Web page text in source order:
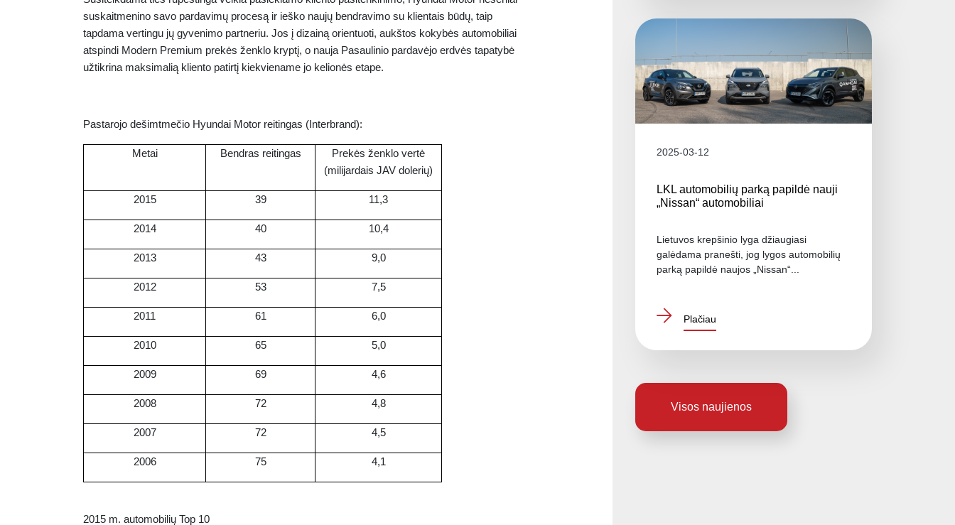
suskaitmenino savo pardavimų procesą ir ieško naujų bendravimo su klientais būdų, taip
tapdama vertingu jų gyvenimo partneriu. Jos į dizainą orientuoti, aukštos kokybės automobiliai
atspindi Modern Premium prekės ženklo kryptį, o nauja Pasaulinio pardavėjo erdvės tapatybė
užtikrina maksimalią kliento patirtį kiekviename jo kelionės etape.
Pastarojo dešimtmečio Hyundai Motor reitingas (Interbrand):
Metai Bendras reitingas
Prekės ženklo vertė
(milijardais JAV dolerių)
2015 39 11,3
2014 40 10,4
2013 43 9,0
2012 53 7,5
2011 61 6,0
2010 65 5,0
2009 69 4,6
2008 72 4,8
2007 72 4,5
2006 75 4,1
2015 m. automobilių Top 10
2025-03-12
LKL automobilių parką papildė nauji
„Nissan“ automobiliai
Lietuvos krepšinio lyga džiaugiasi
galėdama pranešti, jog lygos automobilių
parką papildė naujos „Nissan“...
Plačiau
Visos naujienos